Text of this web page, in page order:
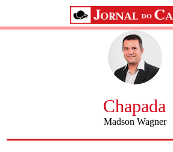
Chapada
Madson Wagner